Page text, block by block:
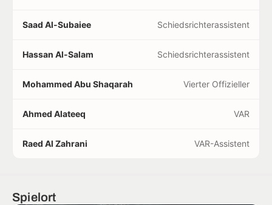
Saad Al-Subaiee Schiedsrichterassistent
Hassan Al-Salam Schiedsrichterassistent
Mohammed Abu Shaqarah Vierter Offizieller
Ahmed Alateeq VAR
Raed Al Zahrani VAR-Assistent
Spielort